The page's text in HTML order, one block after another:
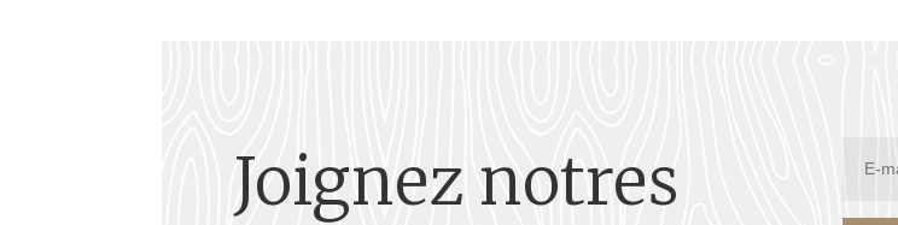
Joignez notres